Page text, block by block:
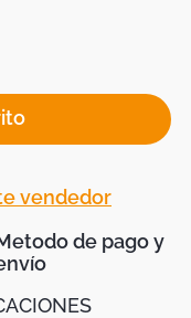
vendedor
de pago y